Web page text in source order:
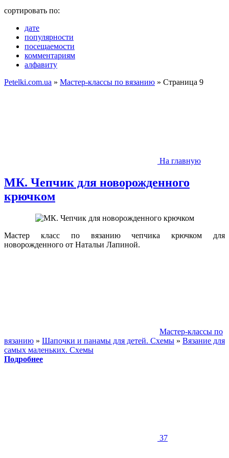
сортировать по:
дате
популярности
посещаемости
комментариям
алфавиту
Petelki.com.ua » Мастер-классы по вязанию » Страница 9
На главную
МК. Чепчик для новорожденного
крючком
Мастер класс по вязанию чепчика крючком для
новорожденного от Натальи Лапиной.
Мастер-классы по
вязанию » Шапочки и панамы для детей. Схемы » Вязание для
самых маленьких. Схемы
Подробнее
37